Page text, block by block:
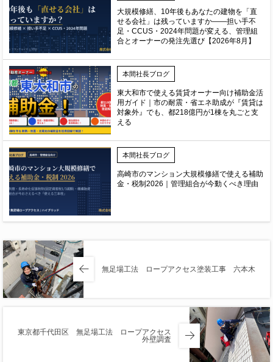
大規模修繕、10年後もあなたの建物を「直
せる会社」は残っていますか——担い手不
足・CCUS・2024年問題が変える、管理組
合とオーナーの発注先選び【2026年8月】
本間社長ブログ
東大和市で使える賃貸オーナー向け補助金活
用ガイド｜市の耐震・省エネ助成が『賃貸は
対象外』でも、都218億円が1棟を丸ごと支
える
本間社長ブログ
高崎市のマンション大規模修繕で使える補助
金・税制2026｜管理組合が今動くべき理由
無足場工法 ロープアクセス塗装工事 六本木
東京都千代田区 無足場工法 ロープアクセス
外壁調査